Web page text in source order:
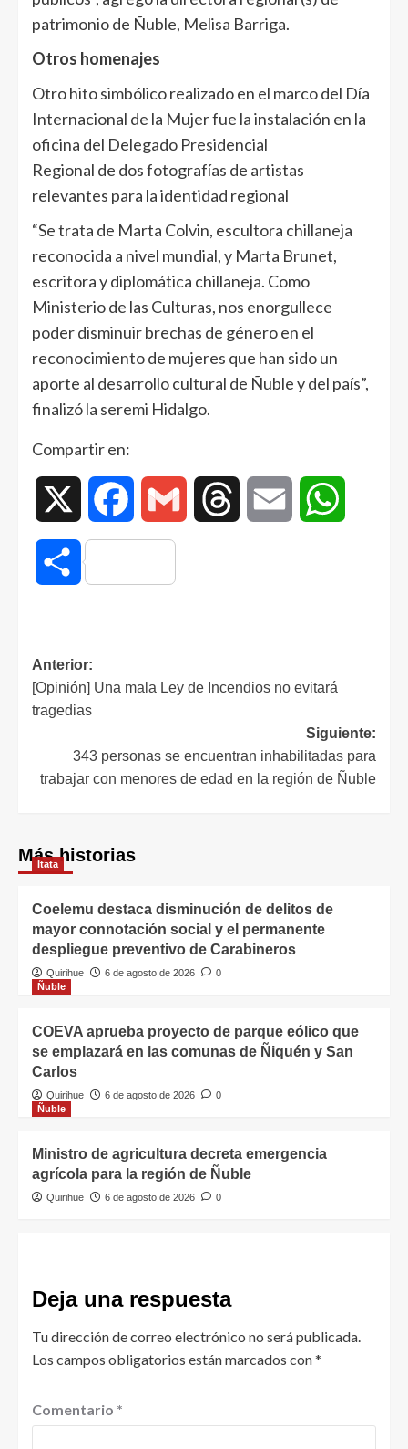
patrimonio de Ñuble, Melisa Barriga.
Otros homenajes
Otro hito simbólico realizado en el marco del Día
Internacional de la Mujer fue la instalación en la
oficina del Delegado Presidencial
Regional de dos fotografías de artistas
relevantes para la identidad regional
“Se trata de Marta Colvin, escultora chillaneja
reconocida a nivel mundial, y Marta Brunet,
escritora y diplomática chillaneja. Como
Ministerio de las Culturas, nos enorgullece
poder disminuir brechas de género en el
reconocimiento de mujeres que han sido un
aporte al desarrollo cultural de Ñuble y del país”,
finalizó la seremi Hidalgo.
Compartir en:
Facebook Gmail Threads Email
Compartir
Anterior:
[Opinión] Una mala Ley de Incendios no evitará
tragedias
Siguiente:
343 personas se encuentran inhabilitadas para
trabajar con menores de edad en la región de Ñuble
Más historias
Itata
Coelemu destaca disminución de delitos de
mayor connotación social y el permanente
despliegue preventivo de Carabineros
Quirihue 6 de agosto de 2026
0
Ñuble
COEVA aprueba proyecto de parque eólico que
se emplazará en las comunas de Ñiquén y San
Carlos
Quirihue 6 de agosto de 2026
0
Ñuble
Ministro de agricultura decreta emergencia
agrícola para la región de Ñuble
Quirihue 6 de agosto de 2026 0
Deja una respuesta
Tu dirección de correo electrónico no será publicada.
Los campos obligatorios están marcados con*
Comentario *